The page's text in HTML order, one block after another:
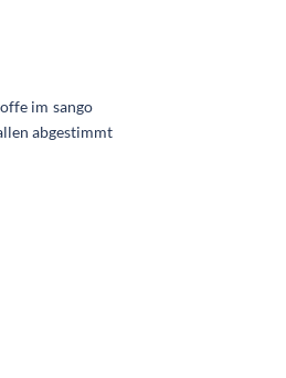
im sango
abgestimmt